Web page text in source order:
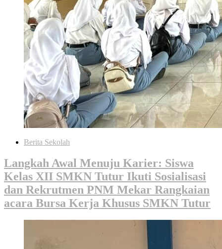
Berita Sekolah
Langkah Awal Menuju Karier: Siswa
Kelas XII SMKN Tutur Ikuti Sosialisasi
dan Rekrutmen PNM Mekar Rangkaian
acara Bursa Kerja Khusus SMKN Tutur